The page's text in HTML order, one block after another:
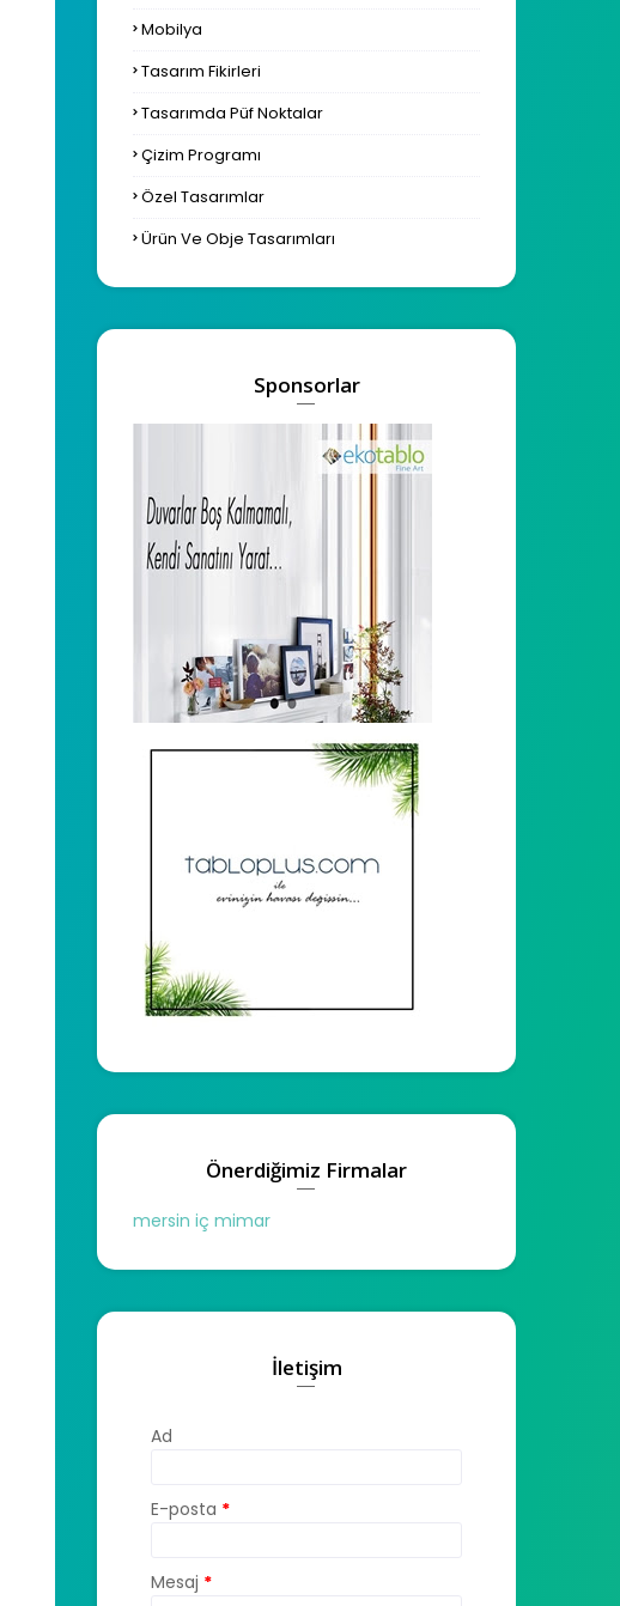
Mobilya
Tasarım Fikirleri
Tasarımda Püf Noktalar
Çizim Programı
Özel Tasarımlar
Ürün Ve Obje Tasarımları
Sponsorlar
Önerdiğimiz Firmalar
mersin iç mimar
İletişim
Ad
E-posta *
Mesaj *